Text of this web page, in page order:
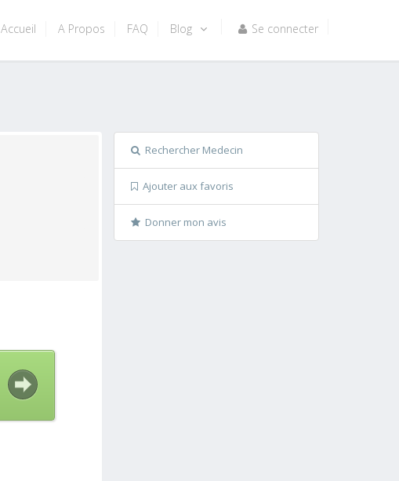
Accueil A Propos FAQ Blog Se connecter
Rechercher Medecin
Ajouter aux favoris
Donner mon avis